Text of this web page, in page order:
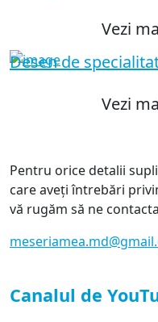
Vezi
Desen de
Vezi
Pentru orice detalii
care aveți întrebări
vă rugăm să ne
Canalul de